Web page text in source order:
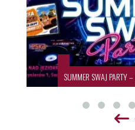
SUMMER SWAJ